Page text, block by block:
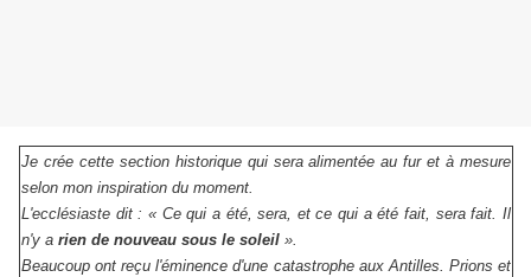
Je crée cette section historique qui sera alimentée au fur et à mesure
selon mon inspiration du moment.
L'ecclésiaste dit : « Ce qui a été, sera, et ce qui a été fait, sera fait. Il
n'y a rien de nouveau sous le soleil ».
Beaucoup ont reçu l'éminence d'une catastrophe aux Antilles. Prions et